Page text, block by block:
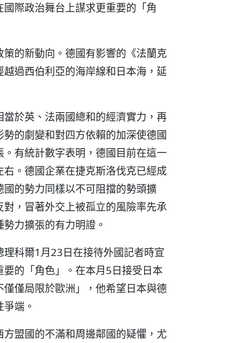
際政治舞台上謀求更重要的「角
的新動向。德國有影響的《法蘭克
過西伯利亞的海岸線和日本海，延
於英、法兩國總和的經濟實力，再
的劇變和對四方依賴的加深使德國
。有統計數字表明，德國目前在這一
。德國企業在捷克斯洛伐克已經成
的勢力同樣以不可阻擋的勢頭擴
，冒著外交上被孤立的風險率先承
力擴張的有力明證。
科爾1月23日在接待外國記者時宣
的「角色」。在本月5日接受日本
僅僅局限於歐洲」，他希望日本與德
端。
盟國的不滿和周邊鄰國的疑懼，尤